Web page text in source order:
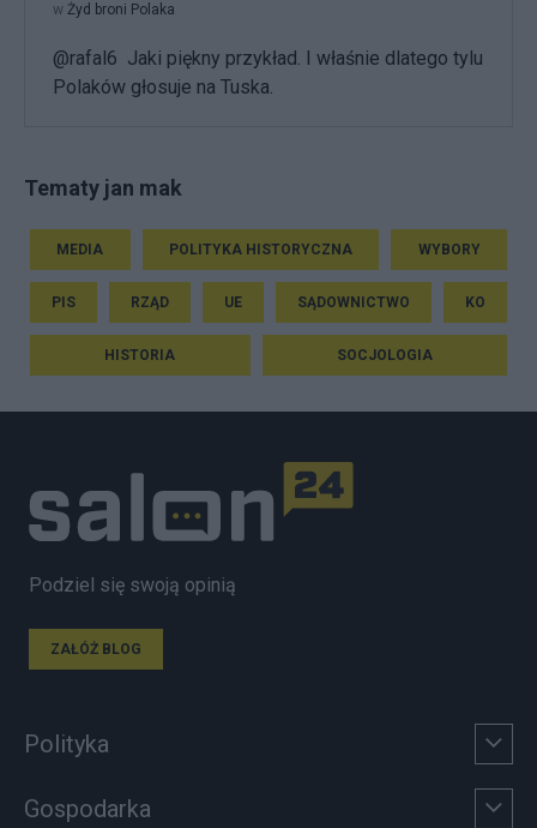
w Żyd broni Polaka
@rafal6 Jaki piękny przykład. I właśnie dlatego tylu
Polaków głosuje na Tuska.
Tematy jan mak
MEDIA POLITYKA HISTORYCZNA WYBORY
PIS RZĄD UE SĄDOWNICTWO KO
HISTORIA SOCJOLOGIA
Podziel się swoją opinią
ZAŁÓŻ BLOG
Polityka
Gospodarka